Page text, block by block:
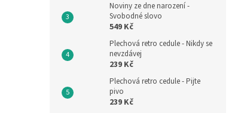
Noviny ze dne narození -
Svobodné slovo
549 Kč
Plechová retro cedule - Nikdy se
nevzdávej
239 Kč
Plechová retro cedule - Pijte
pivo
239 Kč